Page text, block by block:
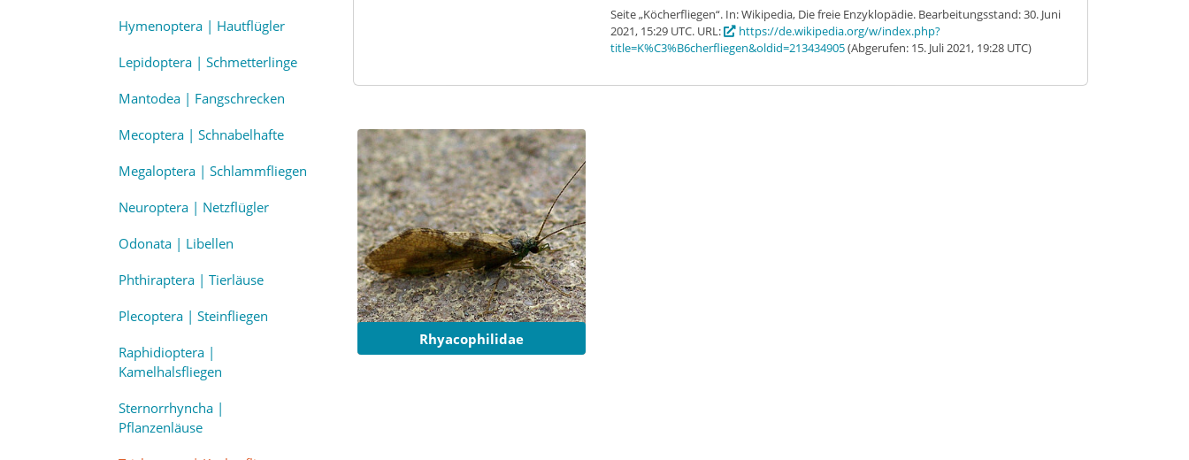
Seite „Köcherfliegen“. In: Wikipedia, Die freie Enzyklopädie. Bearbeitungsstand: 30. Juni
2021, 15:29 UTC. URL:
https://de.wikipedia.org/w/index.php?
title=K%C3%B6cherfliegen&oldid=213434905(Abgerufen: 15. Juli 2021, 19:28 UTC)
Rhyacophilidae
Hymenoptera | Hautflügler
Lepidoptera | Schmetterlinge
Mantodea | Fangschrecken
Mecoptera | Schnabelhafte
Megaloptera | Schlammfliegen
Neuroptera | Netzflügler
Odonata | Libellen
Phthiraptera | Tierläuse
Plecoptera | Steinfliegen
Raphidioptera |
Kamelhalsfliegen
Sternorrhyncha |
Pflanzenläuse